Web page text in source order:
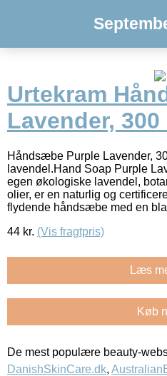
Urtekram
Lavender, 300
Håndsæbe Purple Lavender,
lavendel.Hand Soap Purple
egen økologiske lavendel,
olier, er en naturlig og
flydende håndsæbe med en
44 kr. (Vis fragtpris)
Læs
Køb
De mest populære beauty-
DanishSkinCare.dk,